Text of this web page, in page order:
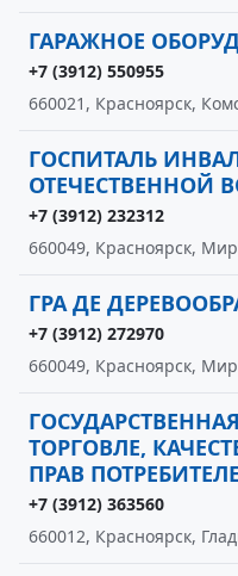
ГАРАЖНОЕ
+7 (3912) 550955
660021, Красноярск,
ГОСПИТАЛЬ
ОТЕЧЕСТВЕННОЙ
+7 (3912) 232312
660049, Красноярск,
ГРА ДЕ
+7 (3912) 272970
660049, Красноярск,
ТОРГОВЛЕ,
ПРАВ
+7 (3912) 363560
660012, Красноярск,